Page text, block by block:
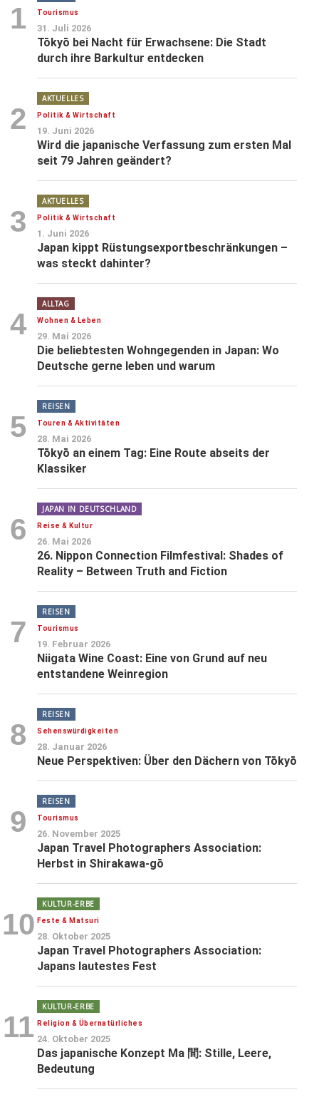
1 Tourismus
31. Juli 2026
Tōkyō bei Nacht für Erwachsene: Die Stadt
durch ihre Barkultur entdecken
2
AKTUELLES
Politik & Wirtschaft
19. Juni 2026
Wird die japanische Verfassung zum ersten Mal
seit 79 Jahren geändert?
3
AKTUELLES
Politik & Wirtschaft
1. Juni 2026
Japan kippt Rüstungsexportbeschränkungen –
was steckt dahinter?
4
ALLTAG
Wohnen & Leben
29. Mai 2026
Die beliebtesten Wohngegenden in Japan: Wo
Deutsche gerne leben und warum
5
REISEN
Touren & Aktivitäten
28. Mai 2026
Tōkyō an einem Tag: Eine Route abseits der
Klassiker
6
JAPAN IN DEUTSCHLAND
Reise & Kultur
26. Mai 2026
26. Nippon Connection Filmfestival: Shades of
Reality – Between Truth and Fiction
7
REISEN
Tourismus
19. Februar 2026
Niigata Wine Coast: Eine von Grund auf neu
entstandene Weinregion
8
REISEN
Sehenswürdigkeiten
28. Januar 2026
Neue Perspektiven: Über den Dächern von Tōkyō
9
REISEN
Tourismus
26. November 2025
Japan Travel Photographers Association:
Herbst in Shirakawa-gō
10
KULTUR-ERBE
Feste & Matsuri
28. Oktober 2025
Japan Travel Photographers Association:
Japans lautestes Fest
11
KULTUR-ERBE
Religion & Übernatürliches
24. Oktober 2025
Das japanische Konzept Ma 間: Stille, Leere,
Bedeutung